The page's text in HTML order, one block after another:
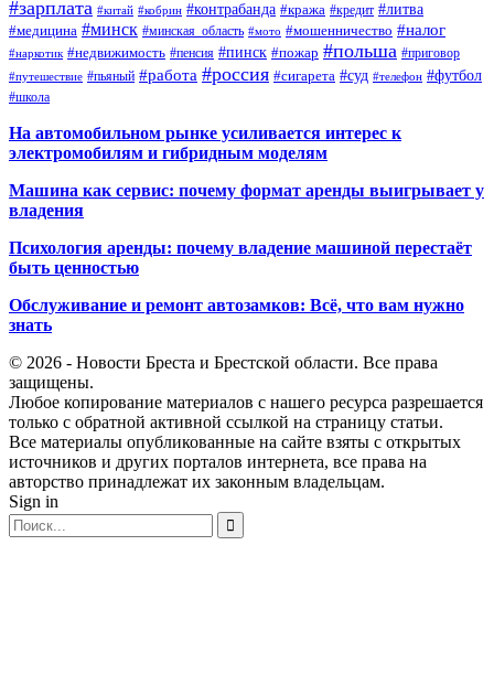
#зарплата #китай #кобрин #контрабанда #кража #кредит #литва
#медицина #минск #минская_область #мото #мошенничество #налог
#наркотик #недвижимость #пенсия #пинск #пожар #польша #приговор
#путешествие #пьяный #работа #россия #сигарета #суд #телефон #футбол
#школа
На автомобильном рынке усиливается интерес к
электромобилям и гибридным моделям
Машина как сервис: почему формат аренды выигрывает у
владения
Психология аренды: почему владение машиной перестаёт
быть ценностью
Обслуживание и ремонт автозамков: Всё, что вам нужно
знать
© 2026 - Новости Бреста и Брестской области. Все права
защищены.
Любое копирование материалов с нашего ресурса разрешается
только с обратной активной ссылкой на страницу статьи.
Все материалы опубликованные на сайте взяты с открытых
источников и других порталов интернета, все права на
авторство принадлежат их законным владельцам.
Sign in